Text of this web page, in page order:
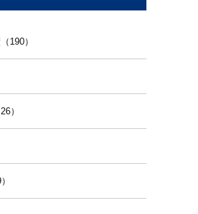
190）
）